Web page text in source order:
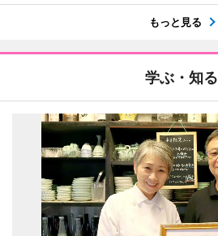
もっと見る
学ぶ・知る